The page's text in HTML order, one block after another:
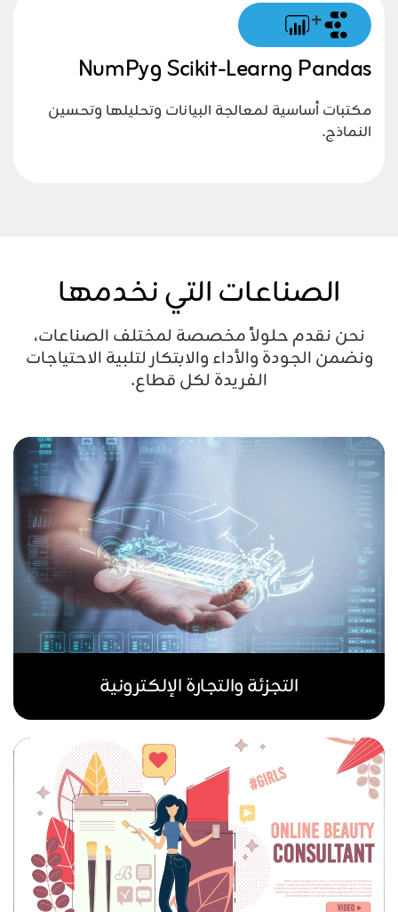
+
Pandas وScikit-Learn وNumPy
مكتبات أساسية لمعالجة البيانات وتحليلها وتحسين
النماذج.
الصناعات التي نخدمها
نحن نقدم حلولاً مخصصة لمختلف الصناعات،
ونضمن الجودة والأداء والابتكار لتلبية الاحتياجات
الفريدة لكل قطاع.
التجزئة والتجارة الإلكترونية